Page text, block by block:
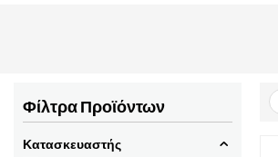
Φίλτρα Προϊόντων
Κατασκευαστής